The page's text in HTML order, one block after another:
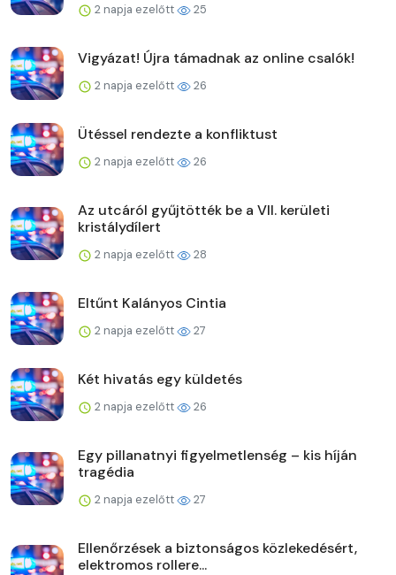
2 napja ezelőtt 25
Vigyázat! Újra támadnak az online csalók!
2 napja ezelőtt 26
Ütéssel rendezte a konfliktust
2 napja ezelőtt 26
Az utcáról gyűjtötték be a VII. kerületi
kristálydílert
2 napja ezelőtt 28
Eltűnt Kalányos Cintia
2 napja ezelőtt 27
Két hivatás egy küldetés
2 napja ezelőtt 26
Egy pillanatnyi figyelmetlenség – kis híján
tragédia
2 napja ezelőtt 27
Ellenőrzések a biztonságos közlekedésért,
elektromos rollere...